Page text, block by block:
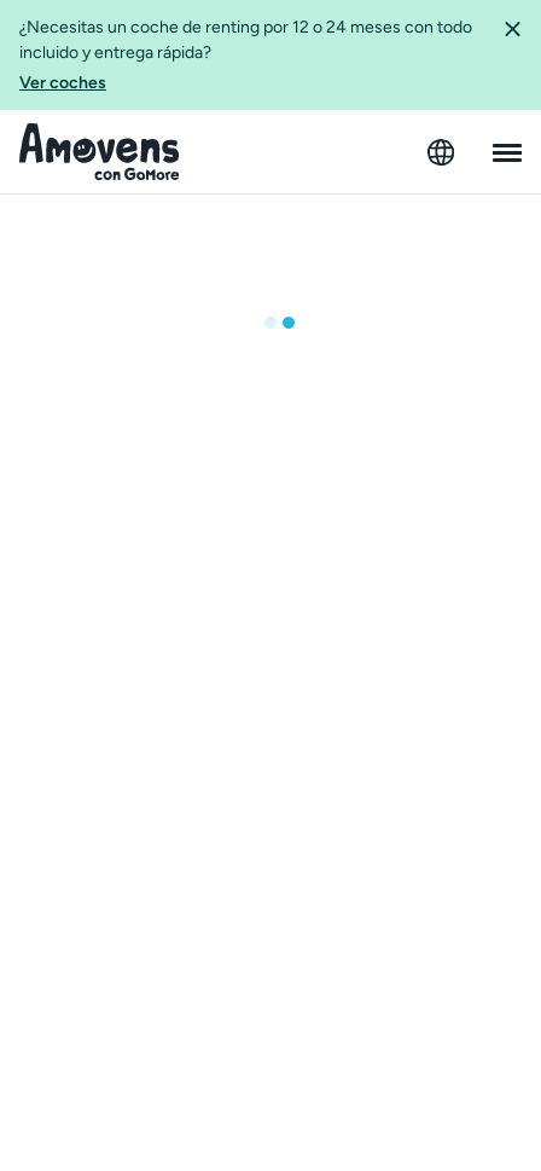
¿Necesitas un coche de renting por 12 o 24 meses con todo
incluido y entrega rápida?
Ver coches